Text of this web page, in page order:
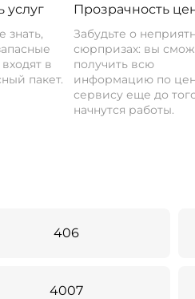
услуг
знать,
в
пакет.
Прозрачность
Забудьте о
сюрпризах: вы
получить всю
информацию по
сервису еще до
начнутся работы.
406
4007